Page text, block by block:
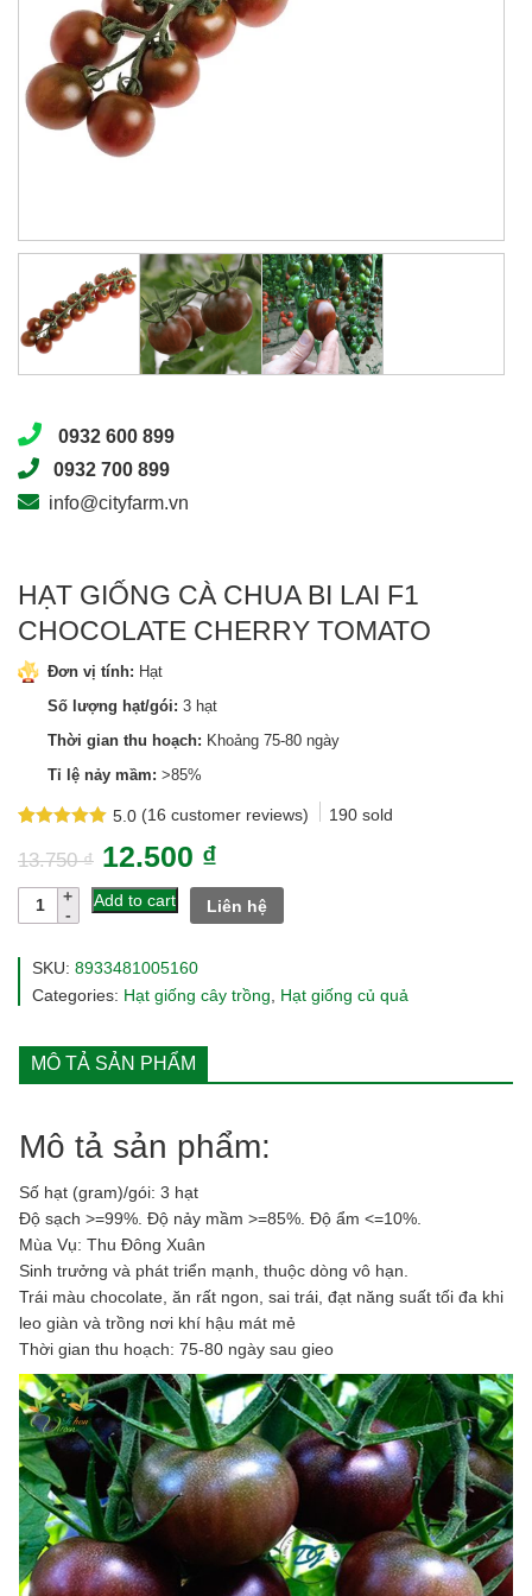
0932 600 899
0932 700 899
info@cityfarm.vn
HẠT GIỐNG CÀ CHUA BI LAI F1
CHOCOLATE CHERRY TOMATO
Đơn vị tính: Hạt
Số lượng hạt/gói: 3 hạt
Thời gian thu hoạch: Khoảng 75-80 ngày
Tỉ lệ nảy mầm: >85%
5.0
out of 5
customer
ratings
(16 customer reviews) 190sold
13.750₫ 12.500 ₫
Hạt
chua
lai
Chocolate
Cherry
Tomato
Add to cart Liên hệ
SKU: 8933481005160
Categories: Hạt giống cây trồng, Hạt giống củ quả
MÔ TẢ SẢN PHẨM
Mô tả sản phẩm:
Số hạt (gram)/gói: 3 hạt
Độ sạch >=99%. Độ nảy mầm >=85%. Độ ẩm <=10%.
Mùa Vụ: Thu Đông Xuân
Sinh trưởng và phát triển mạnh, thuộc dòng vô hạn.
Trái màu chocolate, ăn rất ngon, sai trái, đạt năng suất tối đa khi
leo giàn và trồng nơi khí hậu mát mẻ
Thời gian thu hoạch: 75-80 ngày sau gieo